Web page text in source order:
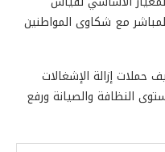
مع شكاوى المواطنين
حملات إزالة الإشغالات
النظافة والصيانة ورفع